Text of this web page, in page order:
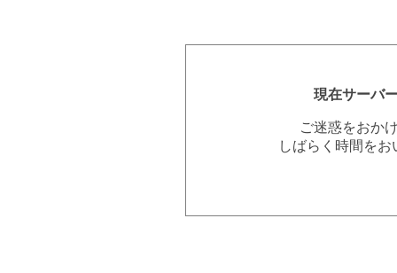
現在サーバ
ご迷惑をおか
しばらく時間を